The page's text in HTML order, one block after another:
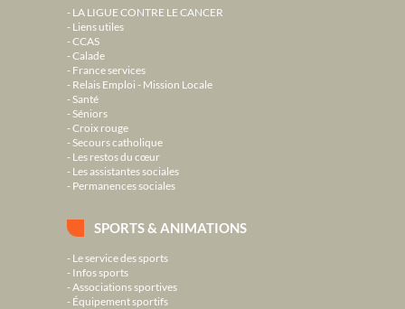
LA LIGUE CONTRE LE CANCER
Liens utiles
CCAS
Calade
France services
Relais Emploi - Mission Locale
Santé
Séniors
Croix rouge
Secours catholique
Les restos du cœur
Les assistantes sociales
Permanences sociales
SPORTS & ANIMATIONS
Le service des sports
Infos sports
Associations sportives
Équipement sportifs